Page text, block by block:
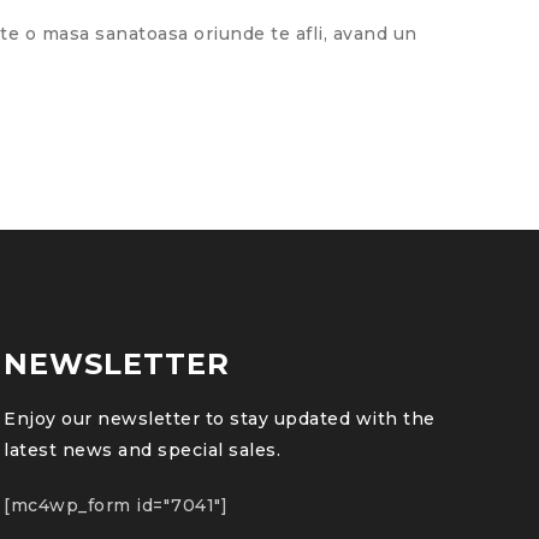
o masa sanatoasa oriunde te afli, avand un
NEWSLETTER
Enjoy our newsletter to stay updated with the
latest news and special sales.
[mc4wp_form id="7041"]